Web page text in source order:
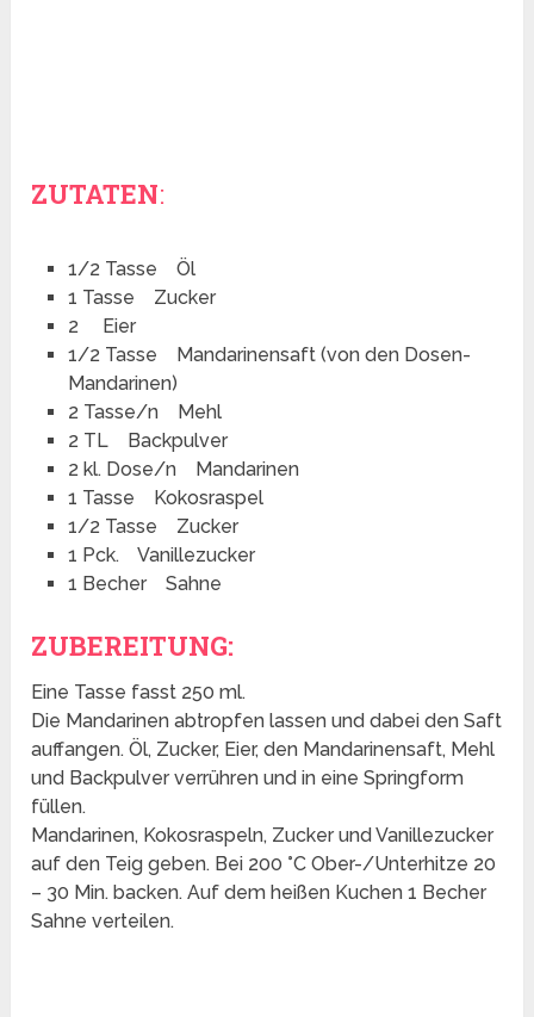
ZUTATEN:
1/2 Tasse Öl
1 Tasse Zucker
2 Eier
1/2 Tasse Mandarinensaft (von den Dosen-
Mandarinen)
2 Tasse/n Mehl
2 TL Backpulver
2 kl. Dose/n Mandarinen
1 Tasse Kokosraspel
1/2 Tasse Zucker
1 Pck. Vanillezucker
1 Becher Sahne
ZUBEREITUNG:
Eine Tasse fasst 250 ml.
Die Mandarinen abtropfen lassen und dabei den Saft
auffangen. Öl, Zucker, Eier, den Mandarinensaft, Mehl
und Backpulver verrühren und in eine Springform
füllen.
Mandarinen, Kokosraspeln, Zucker und Vanillezucker
auf den Teig geben. Bei 200 °C Ober-/Unterhitze 20
– 30 Min. backen. Auf dem heißen Kuchen 1 Becher
Sahne verteilen.